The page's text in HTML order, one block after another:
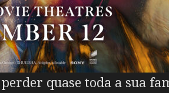
quase toda a sua